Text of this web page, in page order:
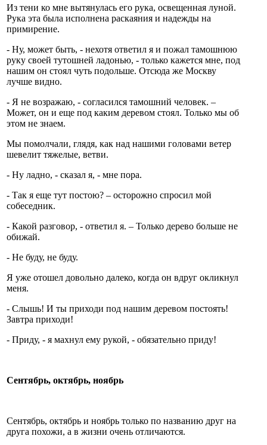
Из тени ко мне вытянулась его рука, освещенная луной.
Рука эта была исполнена раскаяния и надежды на
примирение.
- Ну, может быть, - нехотя ответил я и пожал тамошнюю
руку своей тутошней ладонью, - только кажется мне, под
нашим он стоял чуть подольше. Отсюда же Москву
лучше видно.
- Я не возражаю, - согласился тамошний человек. –
Может, он и еще под каким деревом стоял. Только мы об
этом не знаем.
Мы помолчали, глядя, как над нашими головами ветер
шевелит тяжелые, ветви.
- Ну ладно, - сказал я, - мне пора.
- Так я еще тут постою? – осторожно спросил мой
собеседник.
- Какой разговор, - ответил я. – Только дерево больше не
обижай.
- Не буду, не буду.
Я уже отошел довольно далеко, когда он вдруг окликнул
меня.
- Слышь! И ты приходи под нашим деревом постоять!
Завтра приходи!
- Приду, - я махнул ему рукой, - обязательно приду!
Сентябрь, октябрь, ноябрь
Сентябрь, октябрь и ноябрь только по названию друг на
друга похожи, а в жизни очень отличаются.